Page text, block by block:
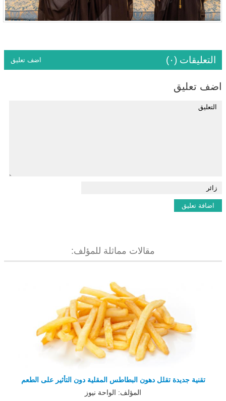
التعليقات (٠) اضف تعليق
اضف تعليق
مقالات مماثلة للمؤلف:
تقنية جديدة تقلل دهون البطاطس المقلية دون التأثير على الطعم
المؤلف: الواحة نيوز